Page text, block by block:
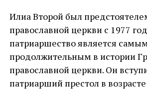
Илиа Второй был
православной церкви с 1977
патриаршество является
продолжительным в истории
православной церкви. Он
патриарший престол в